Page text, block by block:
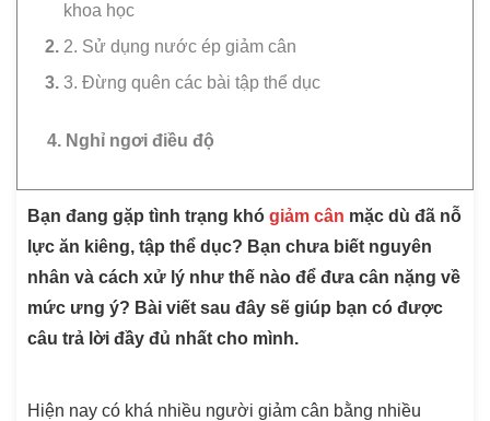
khoa học
2. Sử dụng nước ép giảm cân
3. Đừng quên các bài tập thể dục
4. Nghỉ ngơi điều độ
Bạn đang gặp tình trạng khó giảm cân mặc dù đã nỗ
lực ăn kiêng, tập thể dục? Bạn chưa biết nguyên
nhân và cách xử lý như thế nào để đưa cân nặng về
mức ưng ý? Bài viết sau đây sẽ giúp bạn có được
câu trả lời đầy đủ nhất cho mình.
Hiện nay có khá nhiều người giảm cân bằng nhiều